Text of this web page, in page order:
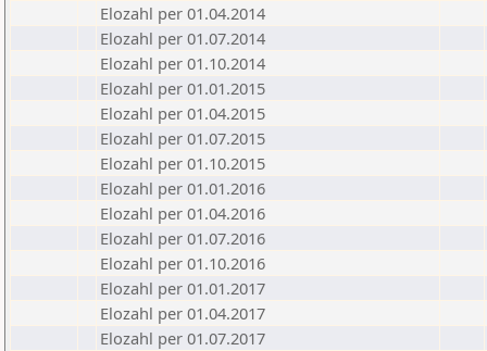
Elozahl per 01.04.2014
Elozahl per 01.07.2014
Elozahl per 01.10.2014
Elozahl per 01.01.2015
Elozahl per 01.04.2015
Elozahl per 01.07.2015
Elozahl per 01.10.2015
Elozahl per 01.01.2016
Elozahl per 01.04.2016
Elozahl per 01.07.2016
Elozahl per 01.10.2016
Elozahl per 01.01.2017
Elozahl per 01.04.2017
Elozahl per 01.07.2017